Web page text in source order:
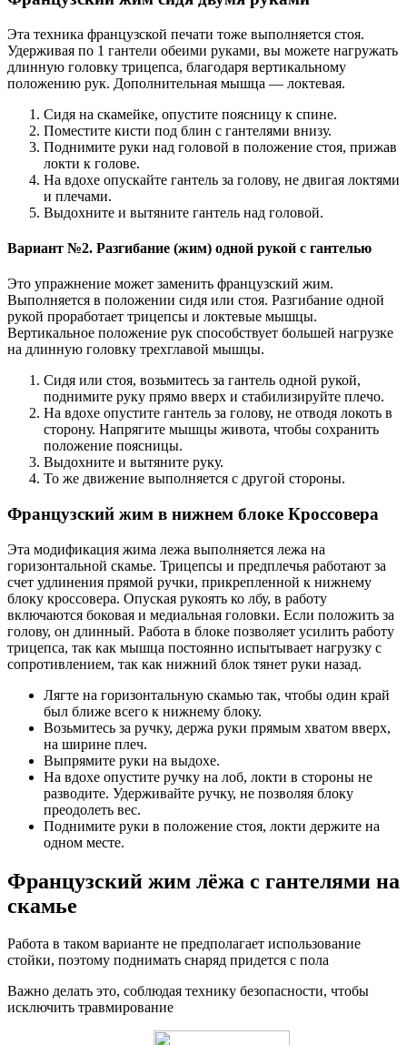
Эта техника французской печати тоже выполняется стоя.
Удерживая по 1 гантели обеими руками, вы можете нагружать
длинную головку трицепса, благодаря вертикальному
положению рук. Дополнительная мышца — локтевая.
Сидя на скамейке, опустите поясницу к спине.
Поместите кисти под блин с гантелями внизу.
Поднимите руки над головой в положение стоя, прижав
локти к голове.
На вдохе опускайте гантель за голову, не двигая локтями
и плечами.
Выдохните и вытяните гантель над головой.
Вариант №2. Разгибание (жим) одной рукой с гантелью
Это упражнение может заменить французский жим.
Выполняется в положении сидя или стоя. Разгибание одной
рукой проработает трицепсы и локтевые мышцы.
Вертикальное положение рук способствует большей нагрузке
на длинную головку трехглавой мышцы.
Сидя или стоя, возьмитесь за гантель одной рукой,
поднимите руку прямо вверх и стабилизируйте плечо.
На вдохе опустите гантель за голову, не отводя локоть в
сторону. Напрягите мышцы живота, чтобы сохранить
положение поясницы.
Выдохните и вытяните руку.
То же движение выполняется с другой стороны.
Французский жим в нижнем блоке Кроссовера
Эта модификация жима лежа выполняется лежа на
горизонтальной скамье. Трицепсы и предплечья работают за
счет удлинения прямой ручки, прикрепленной к нижнему
блоку кроссовера. Опуская рукоять ко лбу, в работу
включаются боковая и медиальная головки. Если положить за
голову, он длинный. Работа в блоке позволяет усилить работу
трицепса, так как мышца постоянно испытывает нагрузку с
сопротивлением, так как нижний блок тянет руки назад.
Лягте на горизонтальную скамью так, чтобы один край
был ближе всего к нижнему блоку.
Возьмитесь за ручку, держа руки прямым хватом вверх,
на ширине плеч.
Выпрямите руки на выдохе.
На вдохе опустите ручку на лоб, локти в стороны не
разводите. Удерживайте ручку, не позволяя блоку
преодолеть вес.
Поднимите руки в положение стоя, локти держите на
одном месте.
Французский жим лёжа с гантелями на
скамье
Работа в таком варианте не предполагает использование
стойки, поэтому поднимать снаряд придется с пола
Важно делать это, соблюдая технику безопасности, чтобы
исключить травмирование